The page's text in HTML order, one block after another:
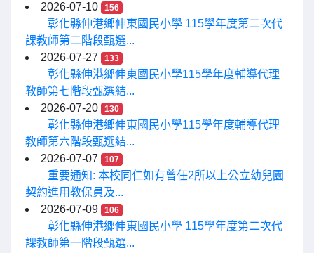
2026-07-10
156
彰化縣伸港鄉伸東國民小學 115學年度第二次代
課教師第二階段甄選...
2026-07-27
133
彰化縣伸港鄉伸東國民小學115學年度輔導代理
教師第七階段甄選結...
2026-07-20
130
彰化縣伸港鄉伸東國民小學115學年度輔導代理
教師第六階段甄選結...
2026-07-07
107
重要通知: 本校同仁如有曾任2所以上公立幼兒園
契約進用教保員及...
2026-07-09
106
彰化縣伸港鄉伸東國民小學 115學年度第二次代
課教師第一階段甄選...